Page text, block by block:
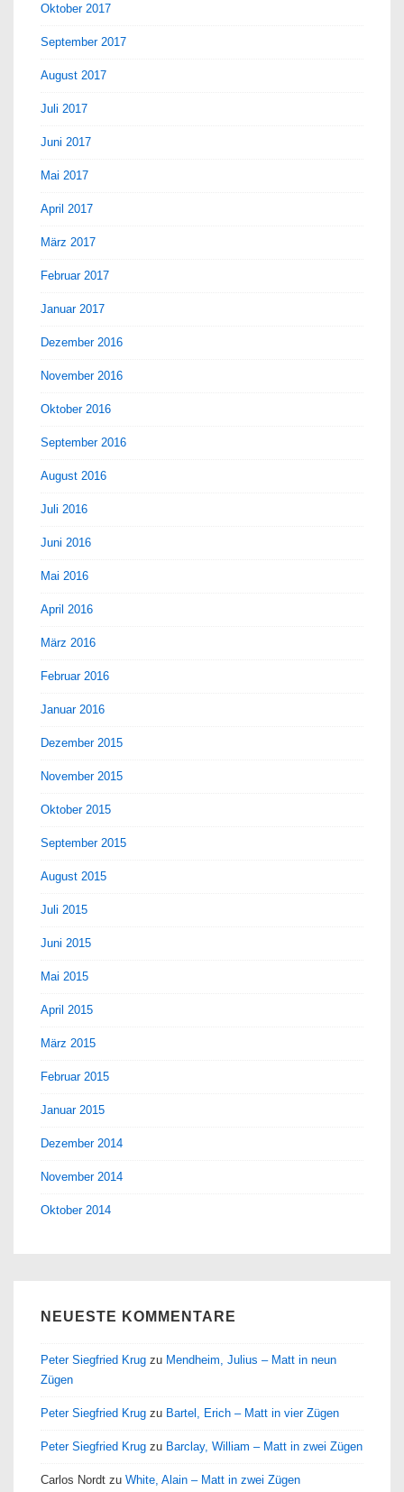
Oktober 2017
September 2017
August 2017
Juli 2017
Juni 2017
Mai 2017
April 2017
März 2017
Februar 2017
Januar 2017
Dezember 2016
November 2016
Oktober 2016
September 2016
August 2016
Juli 2016
Juni 2016
Mai 2016
April 2016
März 2016
Februar 2016
Januar 2016
Dezember 2015
November 2015
Oktober 2015
September 2015
August 2015
Juli 2015
Juni 2015
Mai 2015
April 2015
März 2015
Februar 2015
Januar 2015
Dezember 2014
November 2014
Oktober 2014
NEUESTE KOMMENTARE
Peter Siegfried Krug zu Mendheim, Julius – Matt in neun
Zügen
Peter Siegfried Krug zu Bartel, Erich – Matt in vier Zügen
Peter Siegfried Krug zu Barclay, William – Matt in zwei Zügen
Carlos Nordt zu White, Alain – Matt in zwei Zügen